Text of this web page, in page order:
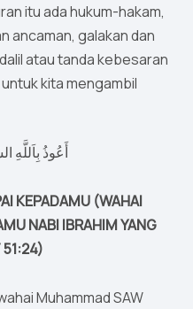
itu ada hukum-hakam,
ancaman, galakan dan
atau tanda kebesaran
kita mengambil
أَعُوذُ بِاَللَّهِ
KEPADAMU (WAHAI
NABI IBRAHIM YANG
51:24)
Muhammad SAW